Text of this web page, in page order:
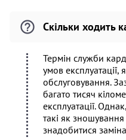
Скільки ходить
Термін служби
умов експлуатації,
обслуговування.
багато тисяч
експлуатації.
такі як
знадобитися